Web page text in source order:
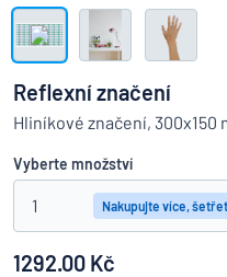
Nenacházíte, co hledáte?
Zobrazit všechny kategorie
Vyžádat
nabídku
Přihlášení
Služby
zákazníkům
Jednotlivec / Podnik
Reflexní značení
Hliníkové značení, 300x150
Vyberte množství
1 Nakupujte více,
1292.00 Kč